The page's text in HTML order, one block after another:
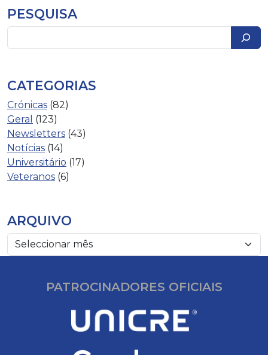
PESQUISA
CATEGORIAS
Crónicas (82)
Geral (123)
Newsletters (43)
Notícias (14)
Universitário (17)
Veteranos (6)
ARQUIVO
PATROCINADORES OFICIAIS